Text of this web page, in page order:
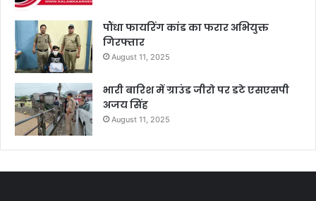
पौंधा फायरिंग कांड का फरार अभियुक्त
गिरफ्तार
August 11, 2025
भारी बारिश में ग्राउंड जीरो पर डटे एसएसपी
अजय सिंह
August 11, 2025